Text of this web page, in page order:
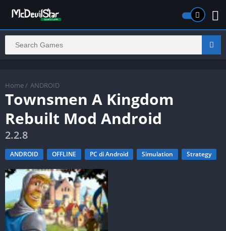
Home / ANDROID
Townsmen A Kingdom
Rebuilt Mod Android
2.2.8
ANDROID OFFLINE PC di Android Simulation Strategy